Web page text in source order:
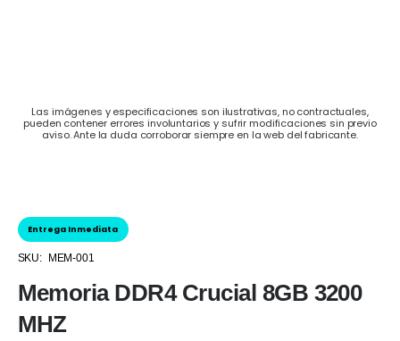
Las imágenes y especificaciones son ilustrativas, no contractuales,
pueden contener errores involuntarios y sufrir modificaciones sin previo
aviso. Ante la duda corroborar siempre en la web del fabricante.
Entrega Inmediata
SKU: MEM-001
Memoria DDR4 Crucial 8GB 3200
MHZ